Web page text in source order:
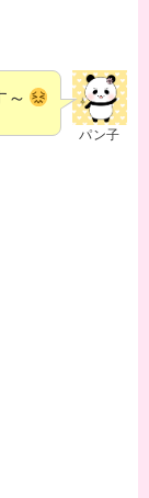
パン子
～